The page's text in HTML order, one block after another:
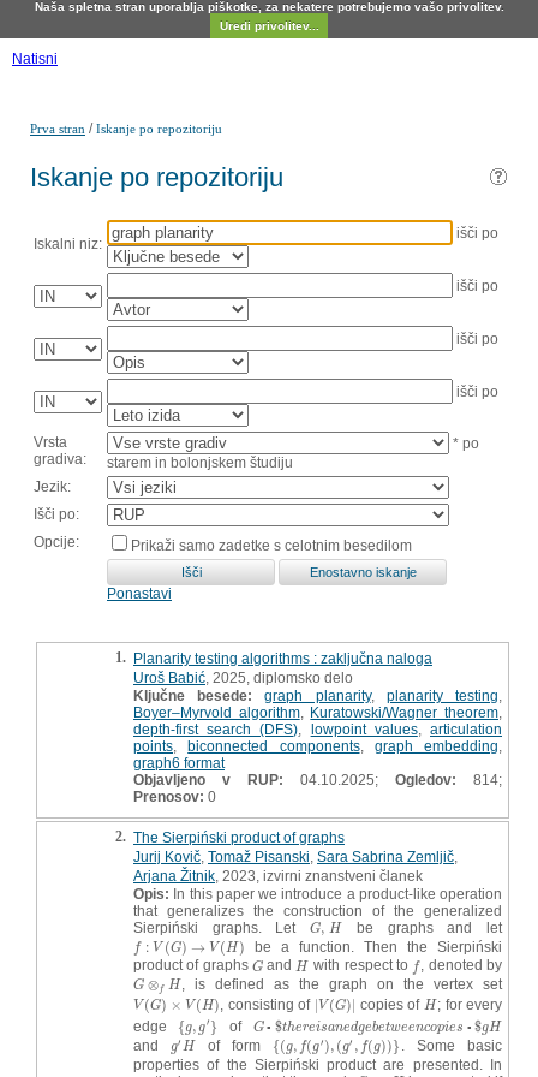
Naša spletna stran uporablja piškotke, za nekatere potrebujemo vašo privolitev.
Uredi privolitev...
Natisni
Prva stran /Iskanje po repozitoriju
Iskanje po repozitoriju
Iskalni niz:
išči po
išči po
išči po
išči po
Vrsta
gradiva:
* po
starem in bolonjskem študiju
Jezik:
Išči po:
Opcije:
Prikaži samo zadetke s celotnim besedilom
Ponastavi
1. Planarity testing algorithms : zaključna naloga
Uroš Babić , 2025, diplomsko delo
Ključne besede:
graph planarity, planarity testing
Boyer–Myrvold algorithm, Kuratowski/Wagner theorem
depth-first search (DFS)
lowpoint values,articulation
points ,biconnected components, graph embedding
graph6 format
Objavljeno v RUP: 04.10.2025; Ogledov: 814;
Prenosov: 0
2. The Sierpiński product of graphs
Jurij Kovič Tomaž Pisanski Sara Sabrina Zemljič
Arjana Žitnik , 2023, izvirni znanstveni članek
Opis: In this paper we introduce a product-like operation
that generalizes the construction of the generalized
Sierpiński graphs. LetG, H
G, H be graphs and let
f : V (G) → V (H )
f:V (G)→V(H)
be a function. Then the Sierpiński
product of graphs G
Gand H
H with respect to f
f , denoted by
G ⊗f H
G ⊗fH , is defined as the graph on the vertex set
V (G) × V(H)
V(G)× V H) , consisting of V(G)
V(G)| copies of H
H ; for every
edge {g, g′ }
{g,g′} of G ▫ $thereisanedgebetweencopies ▫ $gH
G▫$thereisanedgebetweencopie s ▫$gH
and
g′ H
g′Hof form {(g, f(g′ ), (g′ , f(g))}
{(g,f (g′),(g ,f(g) )}
. Some basic
properties of the Sierpiński product are presented. In